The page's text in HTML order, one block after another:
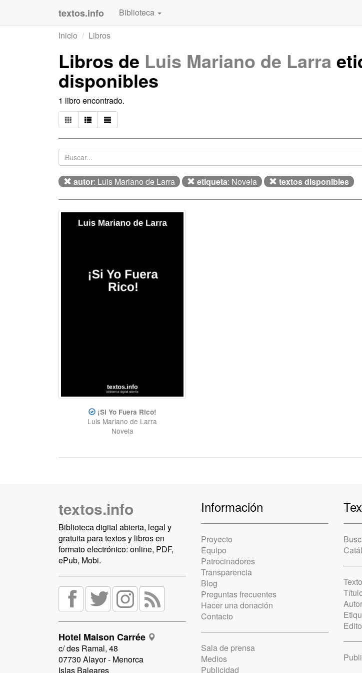
textos.info Biblioteca
Inicio
Libros
Libros de Luis Mariano de Larra
disponibles
1 libro encontrado.
autor: Luis Mariano de Larra etiqueta: Novela textos disponibles
¡Si Yo Fuera Rico!
Luis Mariano de Larra
Novela
textos.info
Biblioteca digital abierta, legal y
gratuita para textos y libros en
formato electrónico: online, PDF,
ePub, Mobi.
Hotel Maison Carrée
c/ des Ramal, 48
07730 Alayor - Menorca
Islas Baleares
Información
Proyecto
Equipo
Patrocinadores
Transparencia
Blog
Preguntas frecuentes
Hacer una donación
Contacto
Sala de prensa
Medios
Publicidad